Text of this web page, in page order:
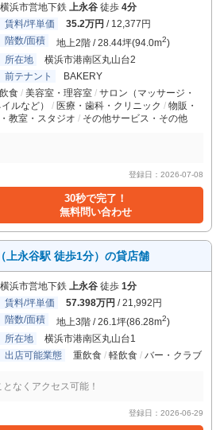
横浜市営地下鉄 上永谷 徒歩 4分
賃料/坪単価
35.2万円 / 12,377円
階数/面積
地上2階 / 28.44坪(94.0m2)
所在地
横浜市港南区丸山台2
前テナント
BAKERY
食 美容室・理容室
サロン（マッサージ・
ルなど）
医療・歯科・クリニック
物販・
教室・スタジオ その他サービス・その他
登録日：2026-07-08
30秒で完了！
無料問い合わせ
上永谷駅 徒歩1分）の貸店舗
横浜市営地下鉄 上永谷 徒歩 1分
賃料/坪単価
57.398万円 / 21,992円
階数/面積
地上3階 / 26.1坪(86.28m2)
所在地
横浜市港南区丸山台1
出店可能業態
重飲食 軽飲食 バー・クラブ
なくアクセス可能！
登録日：2026-06-29